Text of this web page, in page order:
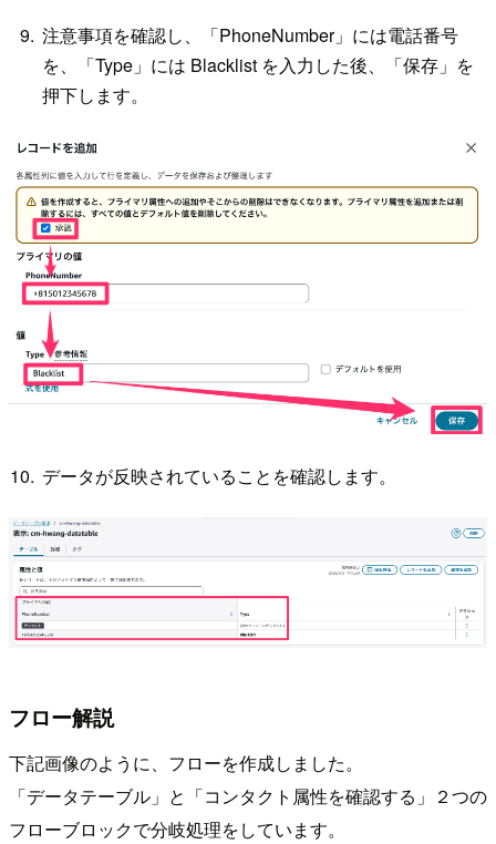
注意事項を確認し、「PhoneNumber」には電話番号
を、「Type」には Blacklist を入力した後、「保存」を
押下します。
データが反映されていることを確認します。
フロー解説
下記画像のように、フローを作成しました。
「データテーブル」と「コンタクト属性を確認する」２つの
フローブロックで分岐処理をしています。